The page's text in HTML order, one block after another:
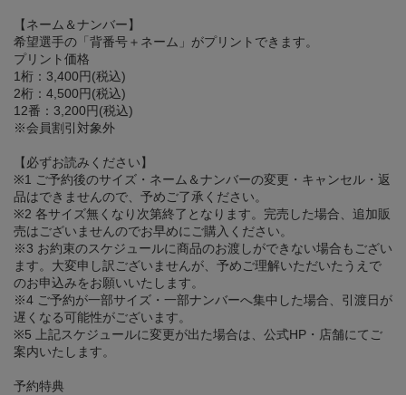
【ネーム＆ナンバー】
希望選手の「背番号＋ネーム」がプリントできます。
プリント価格
1桁：3,400円(税込)
2桁：4,500円(税込)
12番：3,200円(税込)
※会員割引対象外
【必ずお読みください】
※1 ご予約後のサイズ・ネーム＆ナンバーの変更・キャンセル・返
品はできませんので、予めご了承ください。
※2 各サイズ無くなり次第終了となります。完売した場合、追加販
売はございませんのでお早めにご購入ください。
※3 お約束のスケジュールに商品のお渡しができない場合もござい
ます。大変申し訳ございませんが、予めご理解いただいたうえで
のお申込みをお願いいたします。
※4 ご予約が一部サイズ・一部ナンバーへ集中した場合、引渡日が
遅くなる可能性がございます。
※5 上記スケジュールに変更が出た場合は、公式HP・店舗にてご
案内いたします。
予約特典